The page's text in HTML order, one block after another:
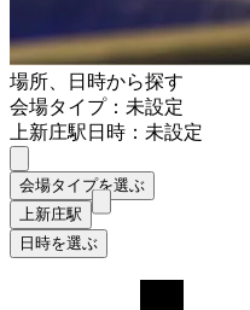
場所、日時から探す
会場タイプ：未設定
上新庄駅日時：未設定
会場タイプを選ぶ
上新庄駅
日時を選ぶ